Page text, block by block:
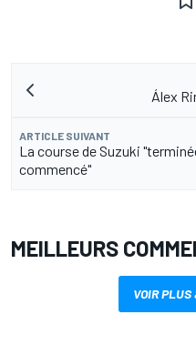
Álex
ARTICLE SUIVANT
La course de Suzuki
commencé"
MEILLEURS
VOIR PLUS